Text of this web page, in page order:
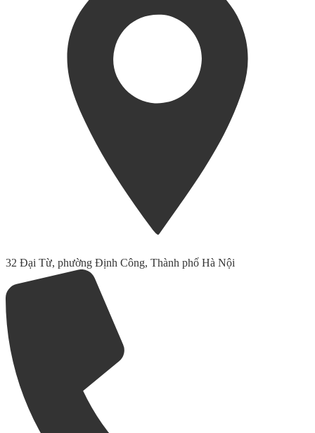
32 Đại Từ, phường Định Công, Thành phố Hà Nội